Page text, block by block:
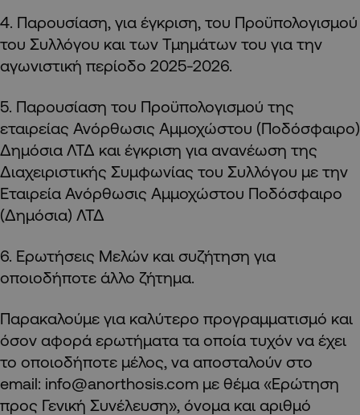
4. Παρουσίαση, για έγκριση, του Προϋπολογισμού
του Συλλόγου και των Τμημάτων του για την
αγωνιστική περίοδο 2025-2026.
5. Παρουσίαση του Προϋπολογισμού της
εταιρείας Ανόρθωσις Αμμοχώστου (Ποδόσφαιρο)
Δημόσια ΛΤΔ και έγκριση για ανανέωση της
Διαχειριστικής Συμφωνίας του Συλλόγου με την
Εταιρεία Ανόρθωσις Αμμοχώστου Ποδόσφαιρο
(Δημόσια) ΛΤΔ
6. Ερωτήσεις Μελών και συζήτηση για
οποιοδήποτε άλλο ζήτημα.
Παρακαλούμε για καλύτερο προγραμματισμό και
όσον αφορά ερωτήματα τα οποία τυχόν να έχει
το οποιοδήποτε μέλος, να αποσταλούν στο
email: info@anorthosis.com με θέμα «Ερώτηση
προς Γενική Συνέλευση», όνομα και αριθμό